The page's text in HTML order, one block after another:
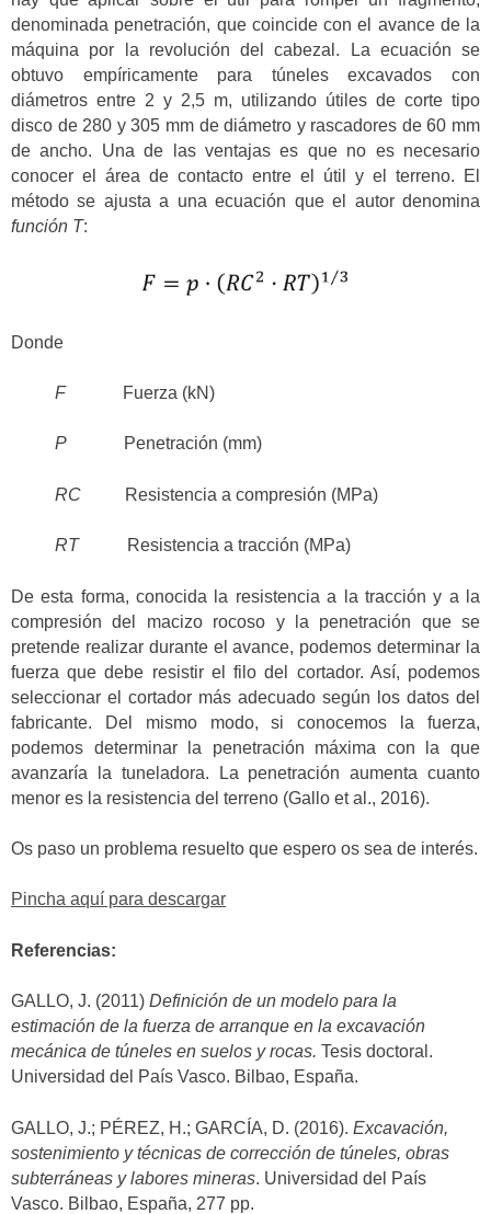
denominada penetración, que coincide con el avance de la
máquina por la revolución del cabezal. La ecuación se
obtuvo empíricamente para túneles excavados con
diámetros entre 2 y 2,5 m, utilizando útiles de corte tipo
disco de 280 y 305 mm de diámetro y rascadores de 60 mm
de ancho. Una de las ventajas es que no es necesario
conocer el área de contacto entre el útil y el terreno. El
método se ajusta a una ecuación que el autor denomina
función T:
Donde
FFuerza (kN)
P Penetración (mm)
RC Resistencia a compresión (MPa)
RTResistencia a tracción (MPa)
De esta forma, conocida la resistencia a la tracción y a la
compresión del macizo rocoso y la penetración que se
pretende realizar durante el avance, podemos determinar la
fuerza que debe resistir el filo del cortador. Así, podemos
seleccionar el cortador más adecuado según los datos del
fabricante. Del mismo modo, si conocemos la fuerza,
podemos determinar la penetración máxima con la que
avanzaría la tuneladora. La penetración aumenta cuanto
menor es la resistencia del terreno (Gallo et al., 2016).
Os paso un problema resuelto que espero os sea de interés.
Pincha aquí para descargar
Referencias:
GALLO, J. (2011) Definición de un modelo para la
estimación de la fuerza de arranque en la excavación
mecánica de túneles en suelos y rocas. Tesis doctoral.
Universidad del País Vasco. Bilbao, España.
GALLO, J.; PÉREZ, H.; GARCÍA, D. (2016). Excavación,
sostenimiento y técnicas de corrección de túneles, obras
subterráneas y labores mineras. Universidad del País
Vasco. Bilbao, España, 277 pp.